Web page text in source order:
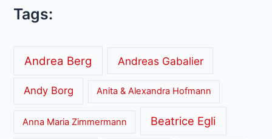
Tags:
Andrea Berg Andreas Gabalier
Andy Borg Anita & Alexandra Hofmann
Anna Maria Zimmermann Beatrice Egli